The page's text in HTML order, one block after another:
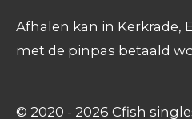
Afhalen kan in Kerkrade,
met de pinpas betaald
© 2020 - 2026 Cfish